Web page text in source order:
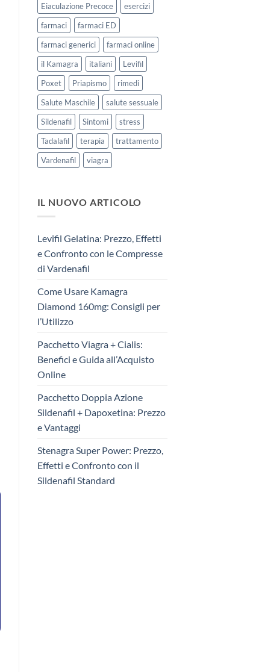
Eiaculazione Precoce
esercizi
farmaci
farmaci ED
farmaci generici
farmaci online
il Kamagra
italiani
Levifil
Poxet
Priapismo
rimedi
Salute Maschile
salute sessuale
Sildenafil
Sintomi
stress
Tadalafil
terapia
trattamento
Vardenafil
viagra
IL NUOVO ARTICOLO
Levifil Gelatina: Prezzo, Effetti
e Confronto con le Compresse
di Vardenafil
Come Usare Kamagra
Diamond 160mg: Consigli per
l’Utilizzo
Pacchetto Viagra + Cialis:
Benefici e Guida all’Acquisto
Online
Pacchetto Doppia Azione
Sildenafil + Dapoxetina: Prezzo
e Vantaggi
Stenagra Super Power: Prezzo,
Effetti e Confronto con il
Sildenafil Standard